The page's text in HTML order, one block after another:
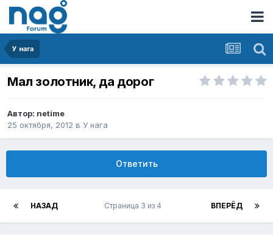
У нага
Мал золотник, да дорог
Автор: netime
25 октября, 2012 в У нага
Ответить
НАЗАД ВПЕРЁД
Страница 3 из 4